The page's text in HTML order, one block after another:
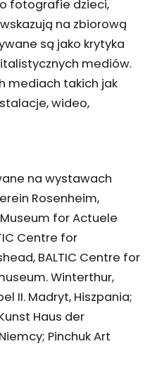
fotografie dzieci,
na zbiorową
są jako krytyka
mediów.
mediach takich jak
wideo,
na wystawach
Rosenheim,
Museum for Actuele
Centre for
BALTIC Centre for
Winterthur,
II. Madryt, Hiszpania;
Haus der
Pinchuk Art